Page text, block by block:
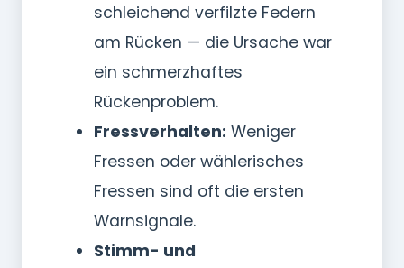
schleichend verfilzte Federn
am Rücken — die Ursache war
ein schmerzhaftes
Rückenproblem.
Fressverhalten: Weniger
Fressen oder wählerisches
Fressen sind oft die ersten
Warnsignale.
Stimm- und